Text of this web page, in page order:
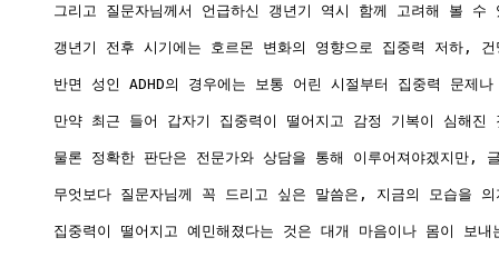
그리고 질문자님께서 언급하신 갱년기 역시 함께 고려해 볼 수
갱년기 전후 시기에는 호르몬 변화의 영향으로 집중력 저하,
반면 성인 ADHD의 경우에는 보통 어린 시절부터 집중력 문
만약 최근 들어 갑자기 집중력이 떨어지고 감정 기복이 심해
물론 정확한 판단은 전문가와 상담을 통해 이루어져야겠지만,
무엇보다 질문자님께 꼭 드리고 싶은 말씀은, 지금의 모습을
집중력이 떨어지고 예민해졌다는 것은 대개 마음이나 몸이 보